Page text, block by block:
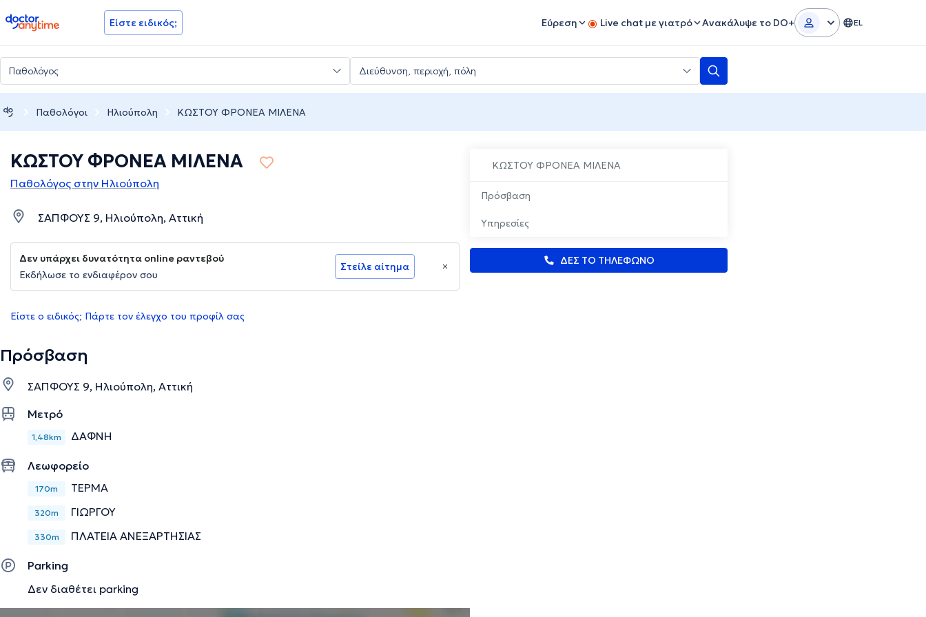
doctoranytime Είστε ειδικός; Εύρεση Live chat με γιατρό Ανακάλυψε το DO+ EL
Παθολόγοι Ηλιούπολη ΚΩΣΤΟΥ ΦΡΟΝΕΑ ΜΙΛΕΝΑ
ΚΩΣΤΟΥ ΦΡΟΝΕΑ ΜΙΛΕΝΑ
Πρόσβαση
Υπηρεσίες
ΔΕΣ ΤΟ ΤΗΛΕΦΩΝΟ
ΚΩΣΤΟΥ ΦΡΟΝΕΑ ΜΙΛΕΝΑ
Παθολόγος στην Ηλιούπολη
ΣΑΠΦΟΥΣ 9, Ηλιούπολη, Αττική
Δεν υπάρχει δυνατότητα online ραντεβού
Εκδήλωσε το ενδιαφέρον σου
Στείλε αίτημα
Είστε ο ειδικός; Πάρτε τον έλεγχο του προφίλ σας
Πρόσβαση
ΣΑΠΦΟΥΣ 9, Ηλιούπολη, Αττική
Μετρό
1,48km ΔΑΦΝΗ
Λεωφορείο
170m ΤΕΡΜΑ
320m ΓΙΩΡΓΟΥ
330m ΠΛΑΤΕΙΑ ΑΝΕΞΑΡΤΗΣΙΑΣ
Parking
Δεν διαθέτει parking